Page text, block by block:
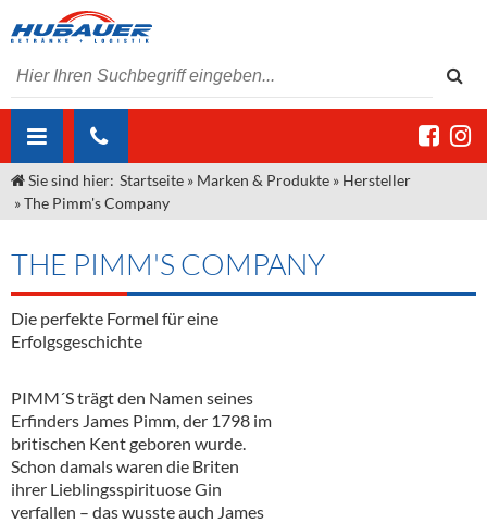
ÜBER UNS
Unser Liefergebiet
Unser Team
Angebote Gastronomie & Großhandel
Gastronomie
Innovation - Die Neue Art des Bierzapfens
Neuigkeiten
Termine
MARKEN & PRODUKTE
Weine & Schaumwein
Spirituosen
Bier
Alkoholfreie Getränke
DIENSTLEISTUNGEN
Fremddienstleistungen
Sie sind hier: Startseite » Marken & Produkte » Hersteller
»The Pimm's Company
THE PIMM'S COMPANY
Die perfekte Formel für eine
Erfolgsgeschichte
PIMM´S trägt den Namen seines
Erfinders James Pimm, der 1798 im
britischen Kent geboren wurde.
Schon damals waren die Briten
ihrer Lieblingsspirituose Gin
verfallen – das wusste auch James